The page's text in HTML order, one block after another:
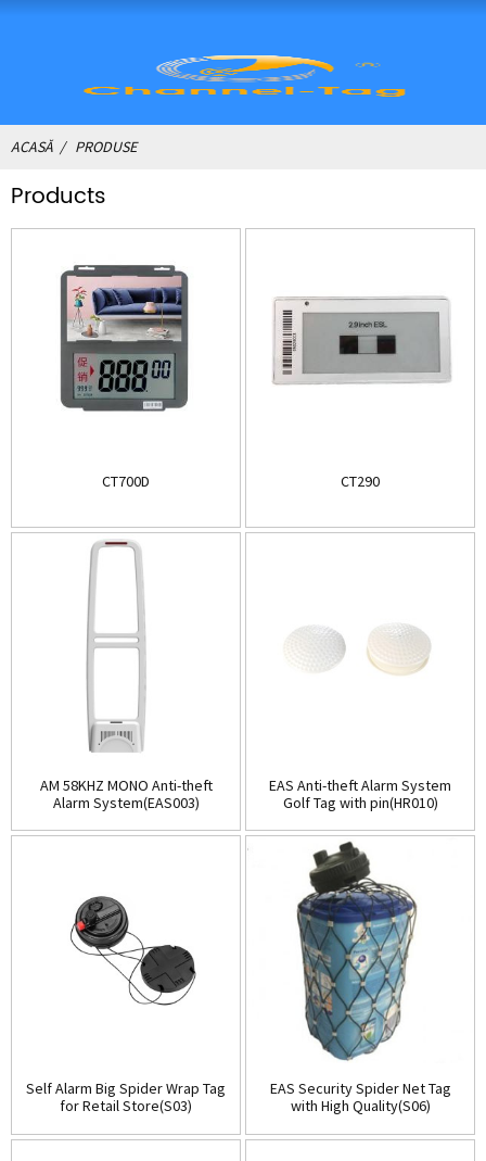
ACASĂ PRODUSE
Products
CT700D CT290
AM 58KHZ MONO Anti-theft
Alarm System(EAS003)
EAS Anti-theft Alarm System
Golf Tag with pin(HR010)
Self Alarm Big Spider Wrap Tag
for Retail Store(S03)
EAS Security Spider Net Tag
with High Quality(S06)